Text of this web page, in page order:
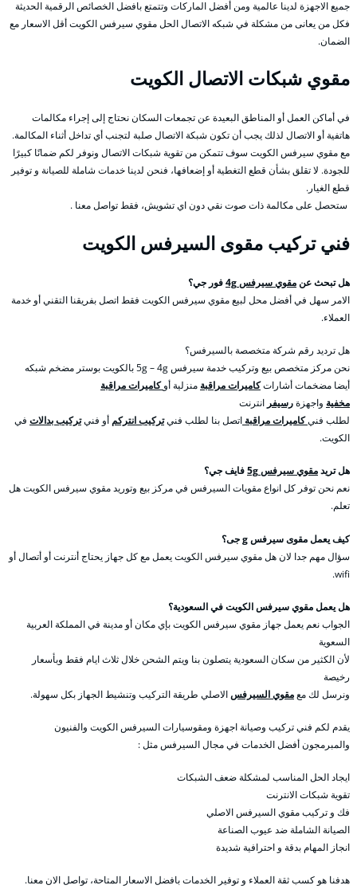
جميع الاجهزة لدينا عالمية ومن أفضل الماركات وتتمتع بافضل الخصائص الرقمية الحديثة
فكل من يعانى من مشكلة في شبكه الاتصال الحل مقوي سيرفس الكويت أقل الاسعار مع
الضمان.
مقوي شبكات الاتصال الكويت
في أماكن العمل أو المناطق البعيدة عن تجمعات السكان نحتاج إلى إجراء مكالمات
هاتفية أو الاتصال لذلك يجب أن تكون شبكة الاتصال صلبة لتجنب أي تداخل أثناء المكالمة.
مع مقوي سيرفس الكويت سوف تتمكن من تقوية شبكات الاتصال ونوفر لكم ضمانًا كبيرًا
للجودة. لا تقلق بشأن قطع التغطية أو إضعافها، فنحن لدينا خدمات شاملة للصيانة و توفير
قطع الغيار.
ستحصل على مكالمة ذات صوت نقي دون اي تشويش، فقط تواصل معنا .
فني تركيب مقوى السيرفس الكويت
هل تبحث عنمقوي سيرفس 4g
فور جي؟
الامر سهل في أفضل محل لبيع مقوي سيرفس الكويت فقط اتصل بفريقنا التقني أو خدمة
العملاء.
هل ترديد رقم شركة متخصصة بالسيرفس؟
نحن مركز متخصص بيع وتركيب خدمة سيرفس 5g – 4g بالكويت بوستر مضخم شبكه
أيضا مضخمات أشاراتكاميرات مراقبة منزلية أوكاميرات مراقبة
مخفية واجهزةرسيفر انترنت
لطلب فنيكاميرات مراقبة اتصل بنا لطلب فنيتركيب انتركم أو فنيتركيب بدالات في
الكويت.
هل تريدمقوي سيرفس 5g
فايف جي؟
نعم نحن توفر كل انواع مقويات السيرفس في مركز بيع وتوريد مقوي سيرفس الكويت هل
تعلم.
كيف يعمل مقوى سيرفس g جى؟
سؤال مهم جدا لان هل مقوي سيرفس الكويت يعمل مع كل جهاز يحتاج أنترنت أو أتصال أو
wifi.
هل يعمل مقوي سيرفس الكويت في السعودية؟
الجواب نعم يعمل جهاز مقوي سيرفس الكويت بإي مكان أو مدينة في المملكة العربية
السعوية
لأن الكثير من سكان السعودية يتصلون بنا ويتم الشحن خلال ثلاث ايام فقط وبأسعار
رخيصة
ونرسل لك معمقوي السيرفسالاصلي طريقة التركيب وتنشيط الجهاز بكل سهولة.
يقدم لكم فني تركيب وصيانة اجهزة ومقوسيارات السيرفس الكويت والفنيون
والمبرمجون أفضل الخدمات في مجال السيرفس مثل :
ايجاد الحل المناسب لمشكلة ضعف الشبكات
تقوية شبكات الانترنت
فك و تركيب مقوي السيرفس الاصلي
الصيانة الشاملة ضد عيوب الصناعة
انجاز المهام بدقة و احترافية شديدة
هدفنا هو كسب ثقة العملاء و توفير الخدمات بافضل الاسعار المتاحة، تواصل الان معنا.